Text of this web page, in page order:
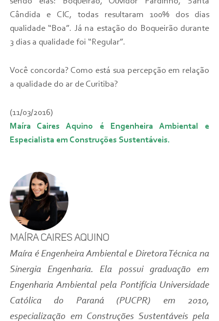
Cândida e CIC, todas resultaram 100% dos dias
qualidade “Boa”. Já na estação do Boqueirão durante
3 dias a qualidade foi “Regular”.
Você concorda? Como está sua percepção em relação
a qualidade do ar de Curitiba?
(11/03/2016)
Maíra Caires Aquino é Engenheira Ambiental e
Especialista em Construções Sustentáveis.
Maíra Caires Aquino
Maíra é Engenheira Ambiental e Diretora Técnica na
Sinergia Engenharia. Ela possui graduação em
Engenharia Ambiental pela Pontifícia Universidade
Católica do Paraná (PUCPR) em 2010,
especialização em Construções Sustentáveis pela